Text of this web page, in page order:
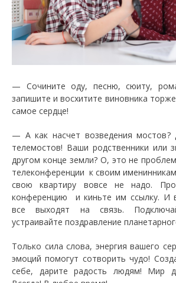
— Сочините оду, песню, сюиту,
запишите и восхитите виновника
самое сердце!
— А как насчет возведения
телемостов! Ваши родственники или
другом конце земли? О, это не
телеконференции к своим
свою квартиру вовсе не надо.
конференцию и киньте им ссылку. И
все выходят на связь.
устраивайте поздравление
Только сила слова, энергия вашего
эмоций помогут сотворить чудо!
себе, дарите радость людям! Мир